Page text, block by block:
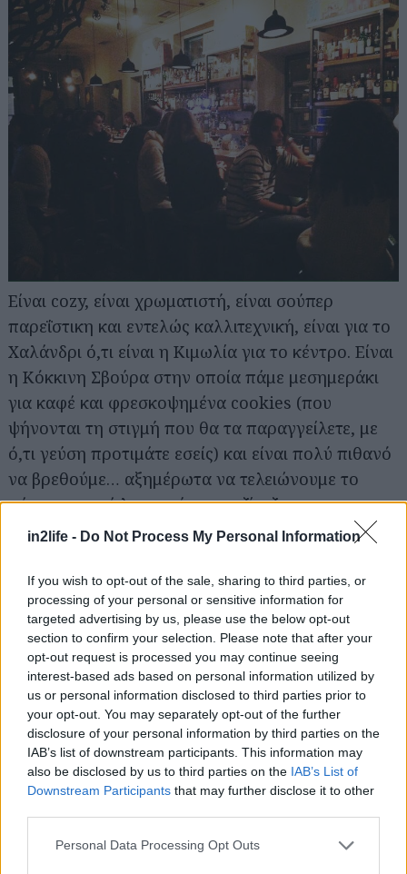
in2life - Do Not Process My Personal Information
If you wish to opt-out of the sale, sharing to third parties, or
processing of your personal or sensitive information for
targeted advertising by us, please use the below opt-out
section to confirm your selection. Please note that after your
opt-out request is processed you may continue seeing
interest-based ads based on personal information utilized by
us or personal information disclosed to third parties prior to
your opt-out. You may separately opt-out of the further
disclosure of your personal information by third parties on the
IAB’s list of downstream participants. This information may
also be disclosed by us to third parties on the IAB’s List of
Downstream Participants that may further disclose it to other
Please note that this website/app uses one or more Google
Personal Data Processing Opt Outs
Είναι cozy, είναι χρωματιστή, είναι σούπερ
παρεΐστικη και εντελώς καλλιτεχνική, είναι για το
Χαλάνδρι ό,τι είναι η Κιμωλία για το κέντρο. Είναι
η Κόκκινη Σβούρα στην οποία πάμε μεσημεράκι
για καφέ και φρεσκοψημένα cookies (που
ψήνονται τη στιγμή που θα τα παραγγείλετε, με
ό,τι γεύση προτιμάτε εσείς) και είναι πολύ πιθανό
να βρεθούμε… αξημέρωτα να τελειώνουμε το
πέμπτο κοκτέιλ με ρούμι και τζίντζερ, και να
αναρωτιόμαστε πώς πέρασαν οι ώρες. Οι τιμές
PennyLane
Θουκυδίδου 10, τηλ: 2106800217